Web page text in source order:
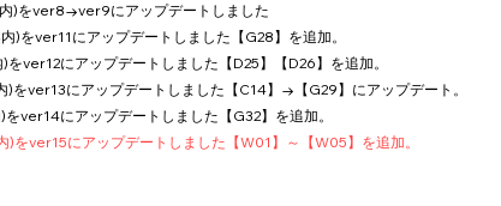
)をver8→ver9にアップデートしました
ver11にアップデートしました【G28】を追加。
にアップデートしました【D25】【D26】を追加。
ver13にアップデートしました【C14】→【G29】にアップデート。
にアップデートしました【G32】を追加。
ver15にアップデートしました【W01】～【W05】を追加。